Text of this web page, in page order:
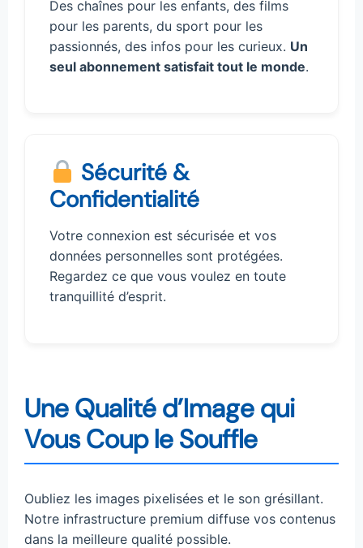
Des chaînes pour les enfants, des films
pour les parents, du sport pour les
passionnés, des infos pour les curieux. Un
seul abonnement satisfait tout le monde.
Sécurité &
Confidentialité
Votre connexion est sécurisée et vos
données personnelles sont protégées.
Regardez ce que vous voulez en toute
tranquillité d’esprit.
Une Qualité d’Image qui
Vous Coup le Souffle
Oubliez les images pixelisées et le son grésillant.
Notre infrastructure premium diffuse vos contenus
dans la meilleure qualité possible.